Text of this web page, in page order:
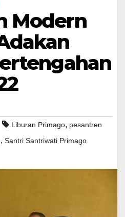
Modern
Liburan Primago, pesantren
, Santri Santriwati Primago